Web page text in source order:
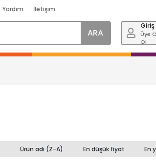
Yardım İletişim
ARA
Üye
Ol
Ürün adı (Z-A) En düşük fiyat En